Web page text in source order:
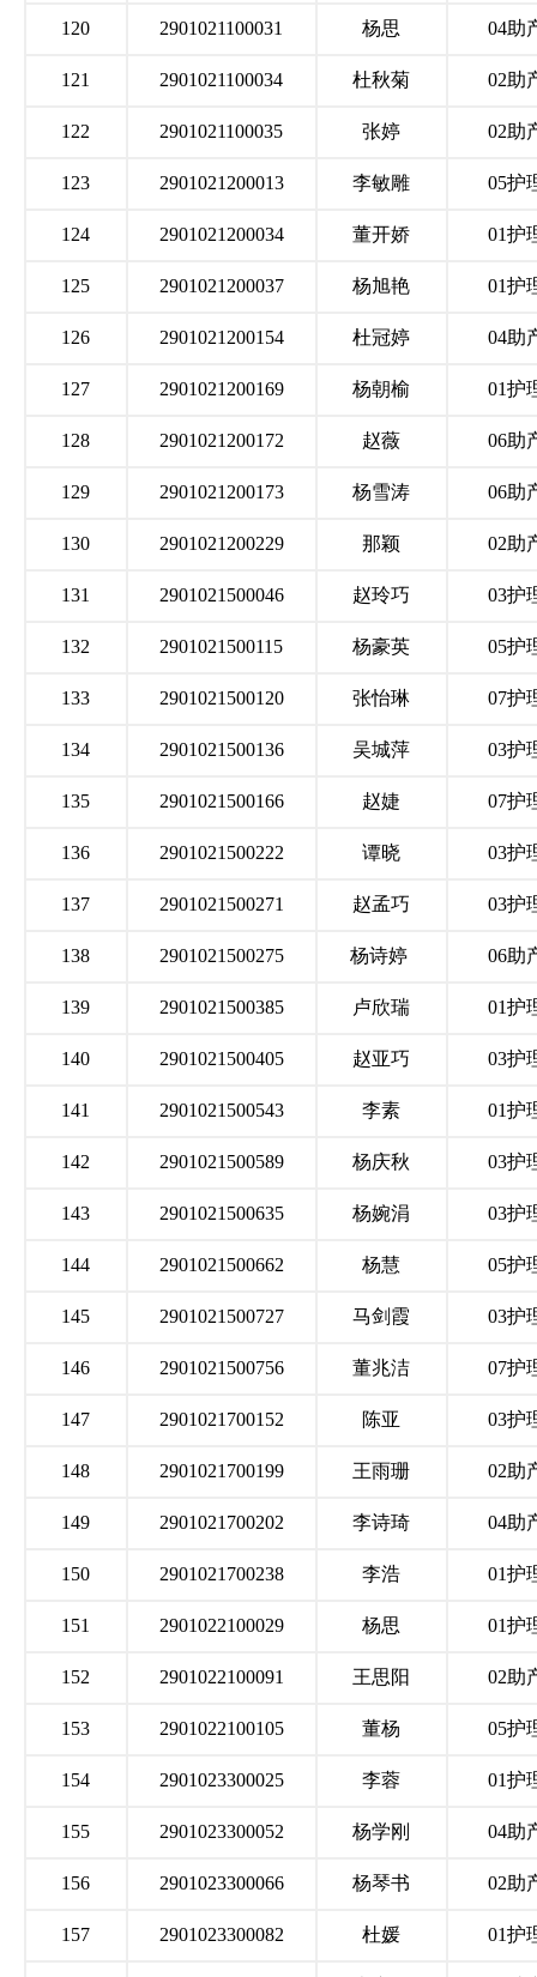
120 2901021100031 杨思 04助
121 2901021100034 杜秋菊 02助
122 2901021100035 张婷 02助
123 2901021200013 李敏雕 05护
124 2901021200034 董开娇 01护
125 2901021200037 杨旭艳 01护
126 2901021200154 杜冠婷 04助
127 2901021200169 杨朝榆 01护
128 2901021200172 赵薇 06助
129 2901021200173 杨雪涛 06助
130 2901021200229 那颖 02助
131 2901021500046 赵玲巧 03护
132 2901021500115 杨豪英 05护
133 2901021500120 张怡琳 07护
134 2901021500136 吴城萍 03护
135 2901021500166 赵婕 07护
136 2901021500222 谭晓 03护
137 2901021500271 赵孟巧 03护
138 2901021500275 杨诗婷 06助
139 2901021500385 卢欣瑞 01护
140 2901021500405 赵亚巧 03护
141 2901021500543 李素 01护
142 2901021500589 杨庆秋 03护
143 2901021500635 杨婉涓 03护
144 2901021500662 杨慧 05护
145 2901021500727 马剑霞 03护
146 2901021500756 董兆洁 07护
147 2901021700152 陈亚 03护
148 2901021700199 王雨珊 02助
149 2901021700202 李诗琦 04助
150 2901021700238 李浩 01护
151 2901022100029 杨思 01护
152 2901022100091 王思阳 02助
153 2901022100105 董杨 05护
154 2901023300025 李蓉 01护
155 2901023300052 杨学刚 04助
156 2901023300066 杨琴书 02助
157 2901023300082 杜媛 01护